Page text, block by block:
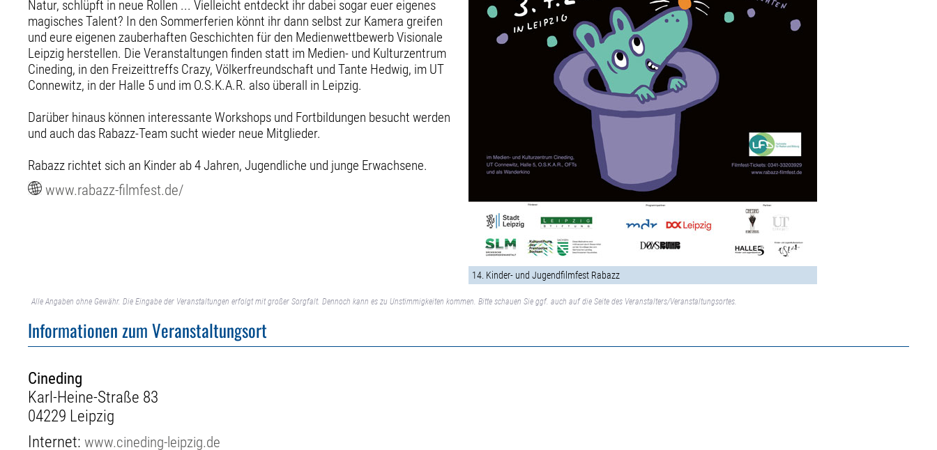
Natur, schlüpft in neue Rollen ... Vielleicht entdeckt ihr dabei sogar euer eigenes
magisches Talent? In den Sommerferien könnt ihr dann selbst zur Kamera greifen
und eure eigenen zauberhaften Geschichten für den Medienwettbewerb Visionale
Leipzig herstellen. Die Veranstaltungen finden statt im Medien- und Kulturzentrum
Cineding, in den Freizeittreffs Crazy, Völkerfreundschaft und Tante Hedwig, im UT
Connewitz, in der Halle 5 und im O.S.K.A.R. also überall in Leipzig.
Darüber hinaus können interessante Workshops und Fortbildungen besucht werden
und auch das Rabazz-Team sucht wieder neue Mitglieder.
Rabazz richtet sich an Kinder ab 4 Jahren, Jugendliche und junge Erwachsene.
www.rabazz-filmfest.de/
14. Kinder- und Jugendfilmfest Rabazz
Alle Angaben ohne Gewähr. Die Eingabe der Veranstaltungen erfolgt mit großer Sorgfalt. Dennoch kann es zu Unstimmigkeiten kommen. Bitte schauen Sie ggf. auch auf die Seite des Veranstalters/Veranstaltungsortes.
Informationen zum Veranstaltungsort
Cineding
Karl-Heine-Straße 83
04229 Leipzig
Internet:www.cineding-leipzig.de